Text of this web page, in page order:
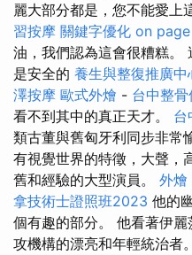
麗大部分都是，您不能愛上
習按摩 關鍵字優化 on
油，我們認為這會很糟糕。
是安全的 養生與整復推廣中
澤按摩 歐式外燴 - 台中整
看不到其中的真正天才。 台
類古董與舊匈牙利同步非常
有視覺世界的特徵，大聲，
舊和經驗的大型演員。 外燴
拿技術士證照班2023 他的
個有趣的部分。 他看著伊
攻機構的漂亮和年輕統治者。